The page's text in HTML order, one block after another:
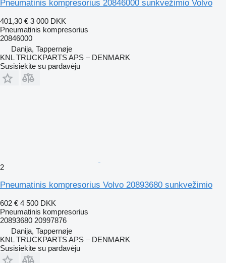
Pneumatinis kompresorius 20846000 sunkvežimio Volvo
401,30 € 3 000 DKK
Pneumatinis kompresorius
20846000
Danija, Tappernøje
KNL TRUCKPARTS APS – DENMARK
Susisiekite su pardavėju
2
Pneumatinis kompresorius Volvo 20893680 sunkvežimio
602 € 4 500 DKK
Pneumatinis kompresorius
20893680 20997876
Danija, Tappernøje
KNL TRUCKPARTS APS – DENMARK
Susisiekite su pardavėju